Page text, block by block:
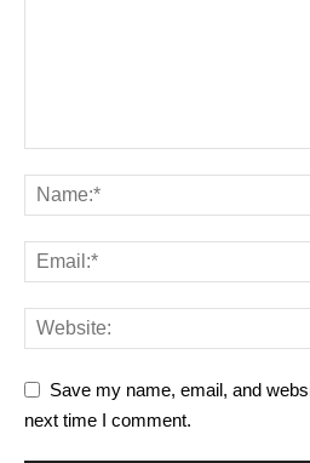
Save my name, email, and
next time I comment.